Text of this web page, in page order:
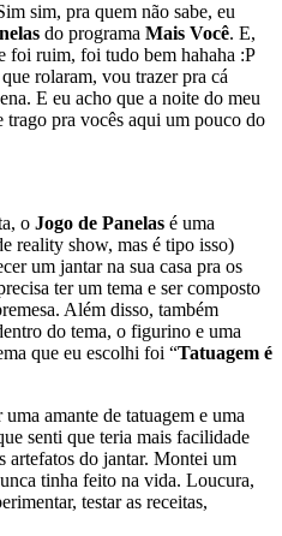
sim, pra quem não sabe, eu
do programa Mais Você. E,
foi ruim, foi tudo bem hahaha :P
rolaram, vou trazer pra cá
E eu acho que a noite do meu
trago pra vocês aqui um pouco do
o Jogo de Panelas é uma
reality show, mas é tipo isso)
um jantar na sua casa pra os
ter um tema e ser composto
Além disso, também
do tema, o figurino e uma
que eu escolhi foi “Tatuagem é
amante de tatuagem e uma
senti que teria mais facilidade
artefatos do jantar. Montei um
tinha feito na vida. Loucura,
testar as receitas,